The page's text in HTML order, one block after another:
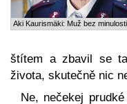
Aki Kaurismäki: Muž bez minulosti
štítem a zbavil se
života, skutečně nic
Ne, nečekej